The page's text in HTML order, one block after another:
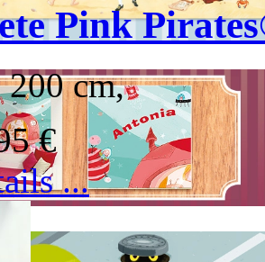
Pink
200 cm,
€
...